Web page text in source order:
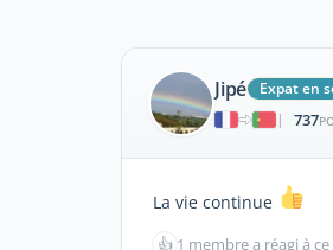
Jipé
Expat en
|
737
La vie continue
👍 1 membre a réagi à